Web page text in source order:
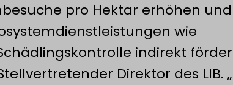
pro Hektar erhöhen und
wie
indirekt
Direktor des LIB.
Fläche kann auch in der